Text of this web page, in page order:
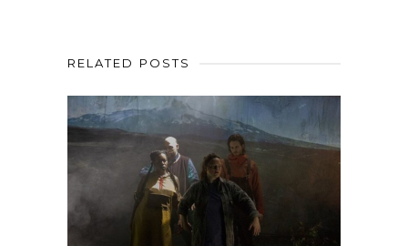
RELATED POSTS